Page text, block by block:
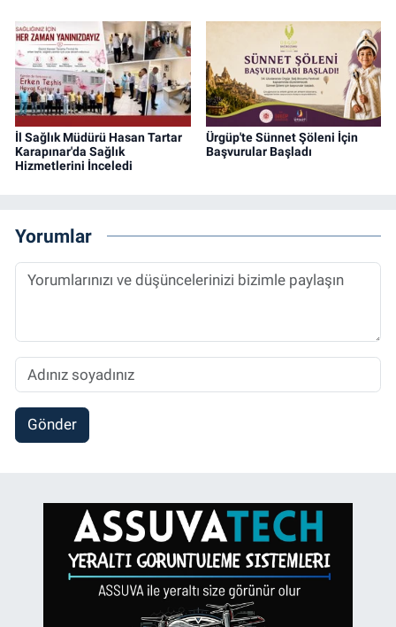
İl Sağlık Müdürü Hasan Tartar
Karapınar'da Sağlık
Hizmetlerini İnceledi
Ürgüp'te Sünnet Şöleni İçin
Başvurular Başladı
Yorumlar
Gönder